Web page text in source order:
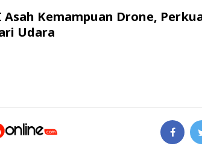
Kemampuan Drone,
Udara